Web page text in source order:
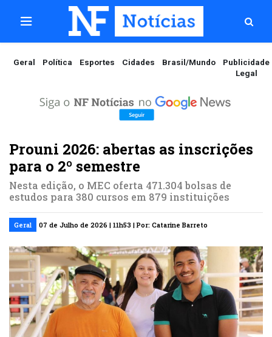
Geral Política Esportes Cidades Brasil/Mundo
Publicidade
Legal
Prouni 2026: abertas as inscrições
para o 2º semestre
Nesta edição, o MEC oferta 471.304 bolsas de
estudos para 380 cursos em 879 instituições
Geral 07 de Julho de 2026 | 11h53 | Por: Catarine Barreto